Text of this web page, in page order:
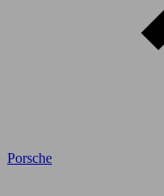
Porsche